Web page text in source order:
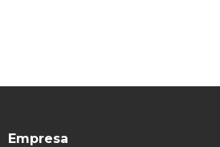
Empresa